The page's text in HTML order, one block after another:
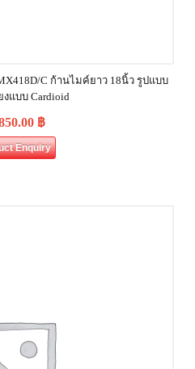
C ก้านไมค์ยาว 18นิ้ว รูปแบบ
งแบบ Cardioid
฿
Enquiry